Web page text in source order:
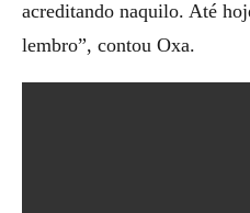
acreditando naquilo. Até
lembro”, contou Oxa.